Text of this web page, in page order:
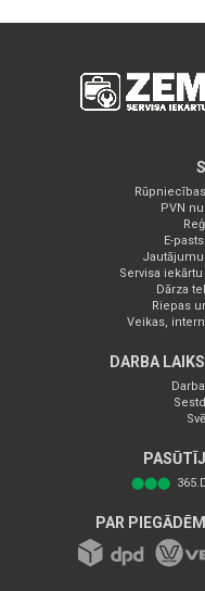
PVN
E-pasts:
Servisa
Dārza
Riepas
Veikas,
DARBA
⬤⬤⬤
PAR